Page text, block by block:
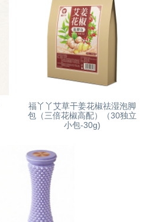
福丫丫艾草干姜花椒祛湿泡脚
包（三倍花椒高配）（30独立
小包-30g)